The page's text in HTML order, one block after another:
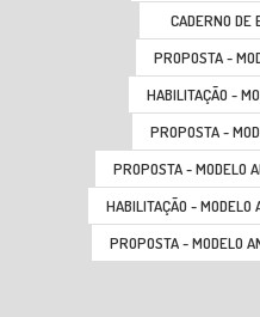
CADERNO DE
PROPOSTA -
HABILITAÇÃO -
PROPOSTA -
PROPOSTA - MODELO
HABILITAÇÃO - MODELO
PROPOSTA - MODELO